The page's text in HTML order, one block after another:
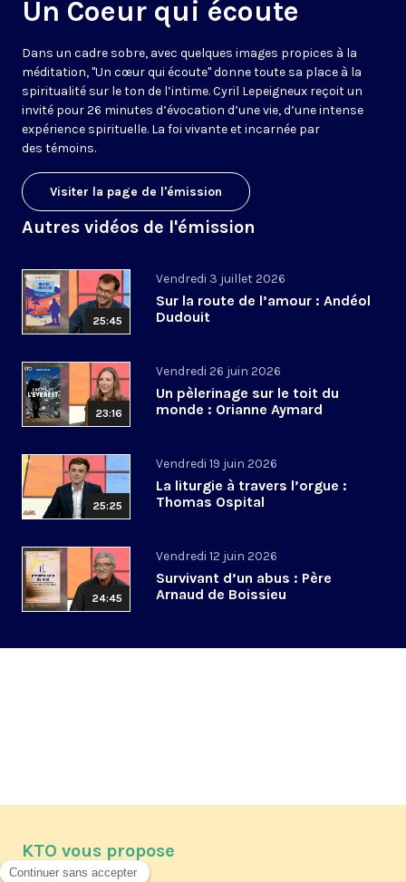
Un Coeur qui écoute
Dans un cadre sobre, avec quelques images propices à la
méditation, "Un cœur qui écoute" donne toute sa place à la
spiritualité sur le ton de l’intime. Cyril Lepeigneux reçoit un
invité pour 26 minutes d’évocation d’une vie, d’une intense
expérience spirituelle. La foi vivante et incarnée par
des témoins.
Visiter la page de l'émission
Autres vidéos de l'émission
25:45
Vendredi 3 juillet 2026
Sur la route de l’amour : Andéol
Dudouit
23:16
Vendredi 26 juin 2026
Un pèlerinage sur le toit du
monde : Orianne Aymard
25:25
Vendredi 19 juin 2026
La liturgie à travers l’orgue :
Thomas Ospital
24:45
Vendredi 12 juin 2026
Survivant d’un abus : Père
Arnaud de Boissieu
KTO vous propose